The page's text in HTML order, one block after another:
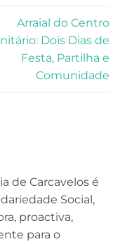
Arraial do Centro
Dois Dias de
Festa, Partilha e
Comunidade
de Carcavelos é
Social,
proactiva,
para o